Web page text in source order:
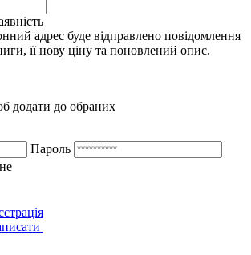
адрес буде відправлено повідомлення
її нову ціну та поновлений опис.
додати до обраних
Пароль